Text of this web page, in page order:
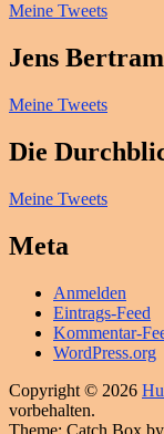
Meine Tweets
Jens
Meine Tweets
Die
Meine Tweets
Meta
Anmelden
Eintrags-Feed
Kommentar-
WordPress.org
Copyright © 2026
vorbehalten.
Theme: Catch Box by